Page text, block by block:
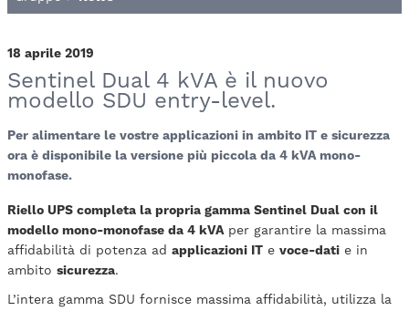
18 aprile 2019
Sentinel Dual 4 kVA è il nuovo
modello SDU entry-level.
Per alimentare le vostre applicazioni in ambito IT e sicurezza
ora è disponibile la versione più piccola da 4 kVA mono-
monofase.
Riello UPS completa la propria gamma Sentinel Dual con il
modello mono-monofase da 4 kVAper garantire la massima
affidabilità di potenza ad applicazioni IT e voce-dati e in
ambito sicurezza.
L’intera gamma SDU fornisce massima affidabilità, utilizza la